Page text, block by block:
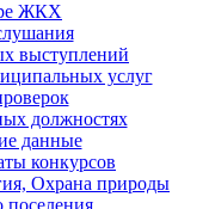
ЖКХ
выступлений
услуг
должностях
данные
конкурсов
Охрана природы